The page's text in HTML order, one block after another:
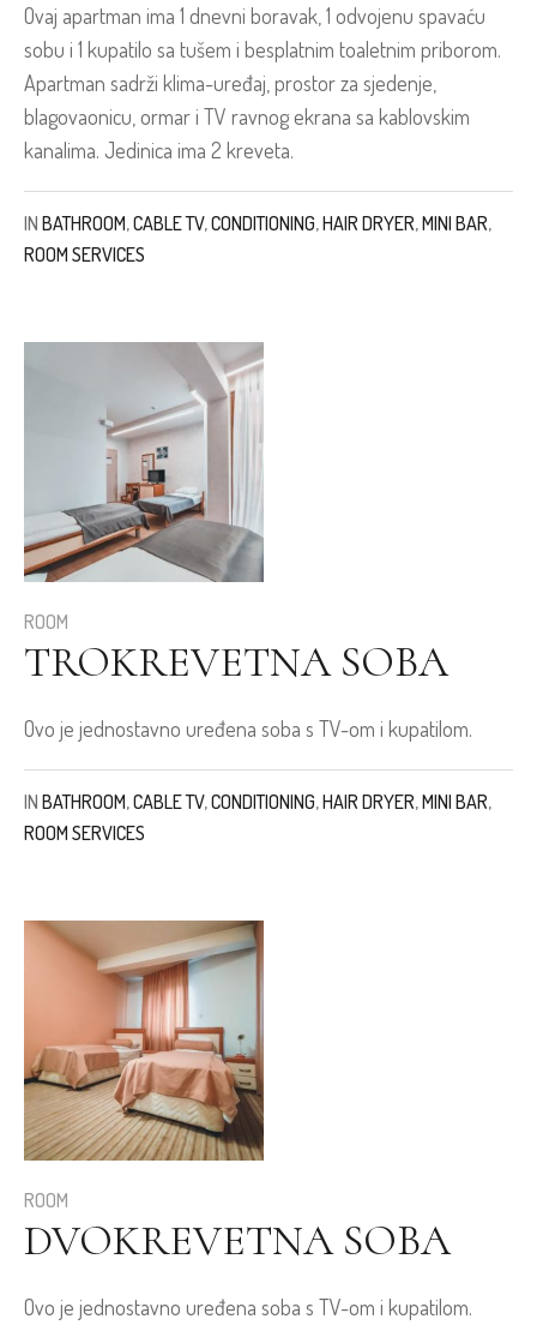
Ovaj apartman ima 1 dnevni boravak, 1 odvojenu spavaću
sobu i 1 kupatilo sa tušem i besplatnim toaletnim priborom.
Apartman sadrži klima-uređaj, prostor za sjedenje,
blagovaonicu, ormar i TV ravnog ekrana sa kablovskim
kanalima. Jedinica ima 2 kreveta.
IN BATHROOM,CABLE TV,CONDITIONING,HAIR DRYER,MINI BAR,
ROOM SERVICES
ROOM
TROKREVETNA SOBA
Ovo je jednostavno uređena soba s TV-om i kupatilom.
IN BATHROOM,CABLE TV,CONDITIONING,HAIR DRYER,MINI BAR,
ROOM SERVICES
ROOM
DVOKREVETNA SOBA
Ovo je jednostavno uređena soba s TV-om i kupatilom.